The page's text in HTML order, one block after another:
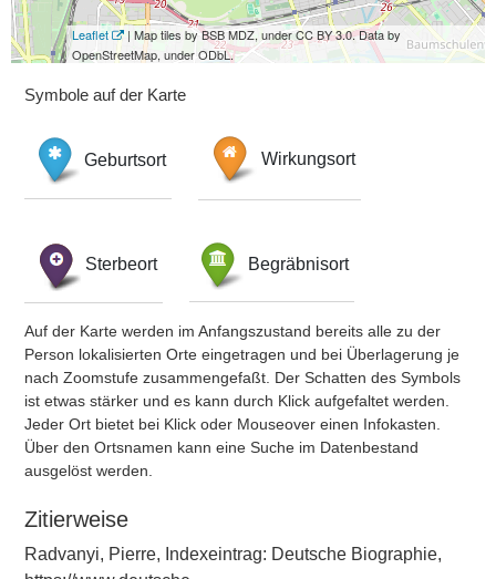
Leaflet
| Map tiles by BSB MDZ, under CC BY 3.0. Data by
OpenStreetMap, under ODbL.
Symbole auf der Karte
Geburtsort Wirkungsort
Sterbeort Begräbnisort
Auf der Karte werden im Anfangszustand bereits alle zu der
Person lokalisierten Orte eingetragen und bei Überlagerung je
nach Zoomstufe zusammengefaßt. Der Schatten des Symbols
ist etwas stärker und es kann durch Klick aufgefaltet werden.
Jeder Ort bietet bei Klick oder Mouseover einen Infokasten.
Über den Ortsnamen kann eine Suche im Datenbestand
ausgelöst werden.
Zitierweise
Radvanyi, Pierre, Indexeintrag: Deutsche Biographie,